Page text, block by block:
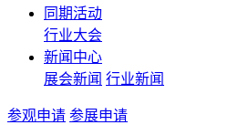
同期活动
行业大会
新闻中心
展会新闻 行业新闻
参观申请 参展申请